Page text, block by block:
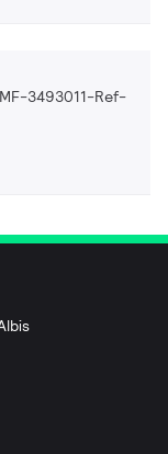
3493011-Ref-